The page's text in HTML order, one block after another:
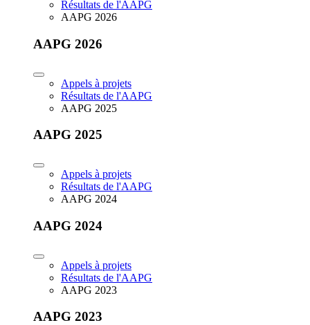
Résultats de l'AAPG
AAPG 2026
AAPG 2026
Appels à projets
Résultats de l'AAPG
AAPG 2025
AAPG 2025
Appels à projets
Résultats de l'AAPG
AAPG 2024
AAPG 2024
Appels à projets
Résultats de l'AAPG
AAPG 2023
AAPG 2023